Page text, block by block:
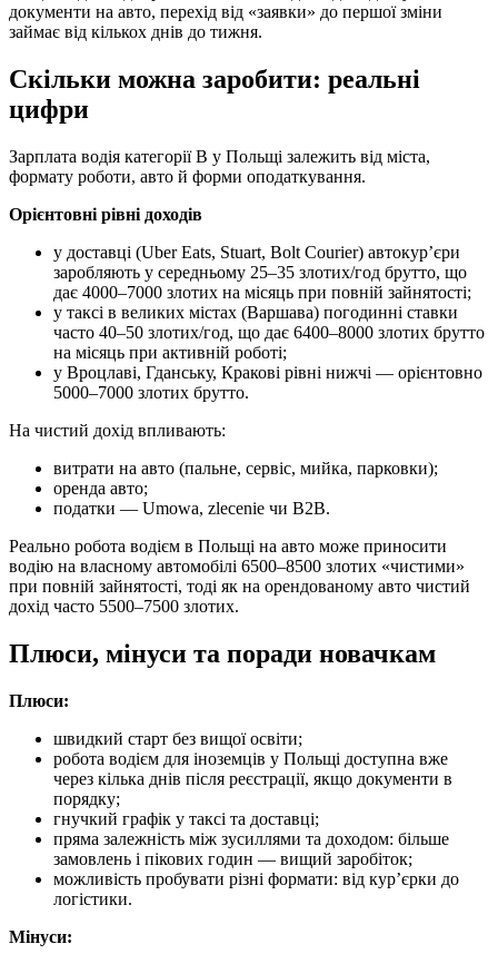
документи на авто, перехід від «заявки» до першої зміни
займає від кількох днів до тижня.
Скільки можна заробити: реальні
цифри
Зарплата водія категорії B у Польщі залежить від міста,
формату роботи, авто й форми оподаткування.
Орієнтовні рівні доходів
у доставці (Uber Eats, Stuart, Bolt Courier) автокур’єри
заробляють у середньому 25–35 злотих/год брутто, що
дає 4000–7000 злотих на місяць при повній зайнятості;
у таксі в великих містах (Варшава) погодинні ставки
часто 40–50 злотих/год, що дає 6400–8000 злотих брутто
на місяць при активній роботі;
у Вроцлаві, Гданську, Кракові рівні нижчі — орієнтовно
5000–7000 злотих брутто.
На чистий дохід впливають:
витрати на авто (пальне, сервіс, мийка, парковки);
оренда авто;
податки — Umowa, zlecenie чи B2B.
Реально робота водієм в Польщі на авто може приносити
водію на власному автомобілі 6500–8500 злотих «чистими»
при повній зайнятості, тоді як на орендованому авто чистий
дохід часто 5500–7500 злотих.
Плюси, мінуси та поради новачкам
Плюси:
швидкий старт без вищої освіти;
робота водієм для іноземців у Польщі доступна вже
через кілька днів після реєстрації, якщо документи в
порядку;
гнучкий графік у таксі та доставці;
пряма залежність між зусиллями та доходом: більше
замовлень і пікових годин — вищий заробіток;
можливість пробувати різні формати: від кур’єрки до
логістики.
Мінуси: